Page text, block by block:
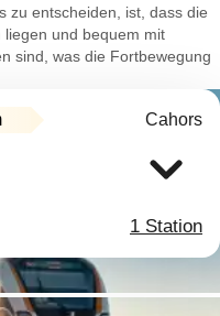
zu entscheiden, ist, dass die
und bequem mit
sind, was die Fortbewegung
Cahors
1 Station